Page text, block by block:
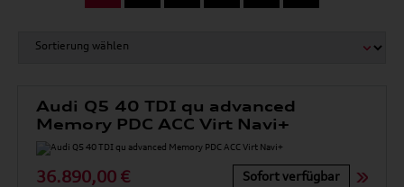
Audi Q5 40 TDI qu advanced
Memory PDC ACC Virt Navi+
36.890,00 € Sofort verfügbar